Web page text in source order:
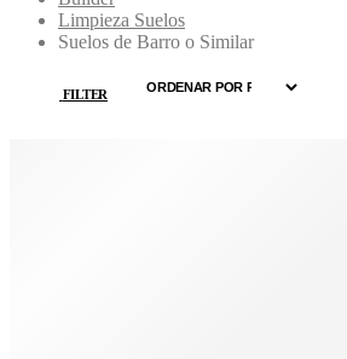
Limpieza Suelos
Suelos de Barro o Similar
FILTER